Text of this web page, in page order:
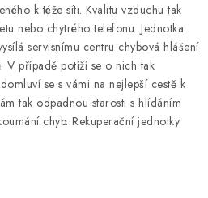
k téže síti. Kvalitu vzduchu tak
nebo chytrého telefonu. Jednotka
servisnímu centru chybová hlášení
V případě potíží se o nich tak
se s vámi na nejlepší cestě k
tak odpadnou starosti s hlídáním
chyb. Rekuperační jednotky